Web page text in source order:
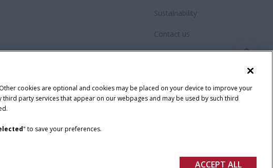
Sustainability
Contact us
Videos
cookies are optional and cookies may be placed on your device to improve your
party services that appear on our webpages and may be used by such third
" to save your preferences.
ACCEPT ALL